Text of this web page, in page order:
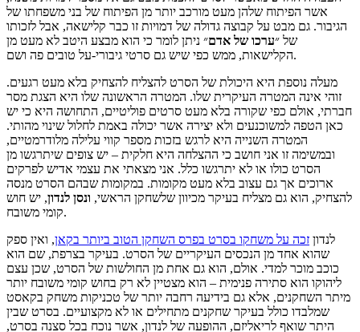
אשר הפיתוח שלהן מעט מורכב יותר מן הפיתוח של בני משפחתו של
הגיבור. גם מבט על קבוצה גדולה של דמויות זו כבר קלישאה, אבל לזכותו
של ״ערכו של אדם״ ניתן לומר כי הוא מבצע היטב לא מעט מן
הקלישאות, ממש כפי שיש גם סרטי גיבורי-על טובים פה ושם.
מעלה נוספת היא היכולת של הסרט להצליח להצחיק בלא מעט רגעים.
זוהי אינה המטרה העיקרית שלו. המטרה הראשונה שלו היא הצגת מסר
חברתי, אולם כפי שקורה בלא מעט סרטים פוליטיים, התחושה היא כי יש
כאן הטפה למשוכנעים ולא יצירה אשר יכולה באמת לחלול שינוי מהותי.
המטרה השנייה היא לרגש בזכות מספר קווי עלילה מלודרמטיים,
ובמשימה זו אני חושב כי ההצלחה היא חלקית – יש צופים שיתרגשו מן
הסרט כולו או לא יתרגשו כלל. אני מצאתי את עצמי אדיש לפרקים
ארוכים אך גם עצוב בלא מעט מקומות. במקומות שבהם הסרט מנסה
להצחיק, הוא גם מצליח בעיקר מכיוון שלשחקן הראשי, ונסן לנדון, יש חוש
קומי משובח.
לנדון זכה על משחקו בסרט בפרס השחקן הטוב ביותר בקאן, ואין ספק
שהוא אחד מן הנכסים העיקריים של הסרט. בעיקר בצרפת, שם הוא
כוכב מוכר למדי. אולם, הוא גם אחת מן החולשות של הסרט, שכן עצם
ליהוקו הוא סתירה פנימית – הוא מצטיין לא רק בחוש קומי משובח יותר
מיתר השחקנים, אלא גם בידיעה רחבה יותר של טכניקות משחק בקאסט
שמלבדו כולל בעיקר שחקנים מתחילים או לא מקצועיים. בסרט שבין
היתר שואף לריאליזם, ההופעה של לנדון, אשר נוכח בכל סצנה בסרט,